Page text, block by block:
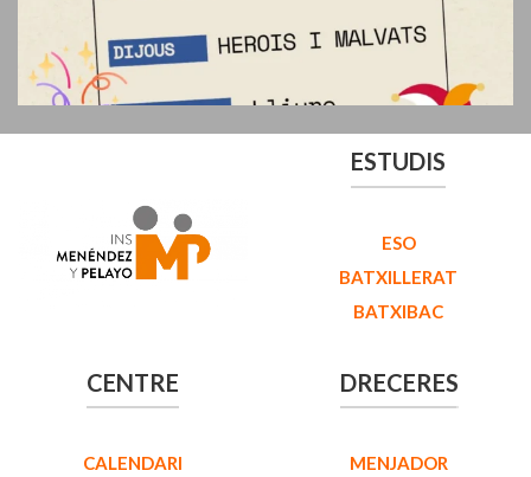
ESTUDIS
ESO
BATXILLERAT
BATXIBAC
CENTRE
CALENDARI
DRECERES
MENJADOR